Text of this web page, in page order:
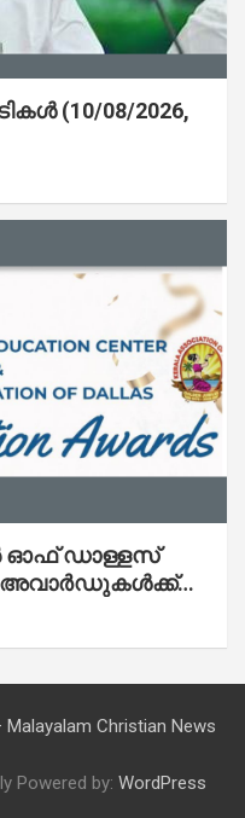
(10/08/2026,
അവാർഡുകൾക്ക്
Malayalam Christian News
Powered by: WordPress